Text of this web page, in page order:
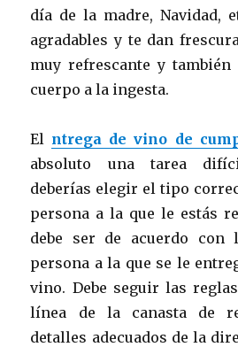
día de la madre, Navidad,
agradables y te dan
muy refrescante y también
cuerpo a la ingesta.
El ntrega de vino de
absoluto una tarea
deberías elegir el tipo
persona a la que le estás
debe ser de acuerdo con
persona a la que se le
vino. Debe seguir las
línea de la canasta de
detalles adecuados de la